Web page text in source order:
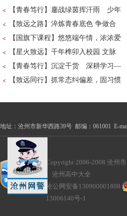
【青春笃行】鏖战绿茵挥汗雨 少年
【致远之路】淬炼青春底色 争做合
【国旗下课程】悠悠端午情，浓浓爱
【星火致远】千年榫卯入校园 文脉
【青春笃行】沉淀干货 深耕学习—
【致远同行】抓常态纠偏差，固习惯
地址：沧州市新华西路39号 邮编：061001 E-
Copyright 2006-2008 沧州
沧州高中大全
沧公网安备130900001808
13006140号-1